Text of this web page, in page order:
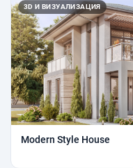
3D И ВИЗУАЛИЗАЦИЯ
Modern Style House